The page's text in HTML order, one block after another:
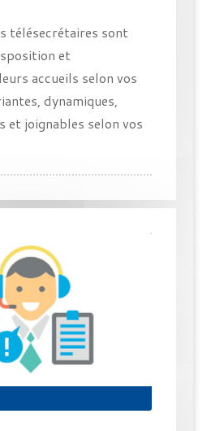
télésecrétaires sont
et
accueils selon vos
dynamiques,
et joignables selon vos